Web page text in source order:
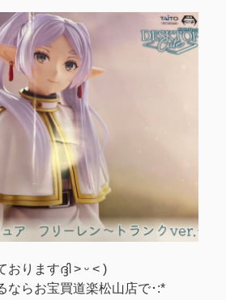
りますദ്ദി ˃ ᵕ ˂ )
ならお宝買道楽松山店で･:*ゞ